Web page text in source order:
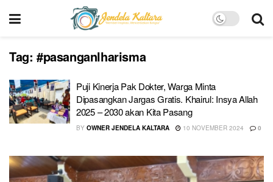
Tag: #pasanganlharisma
Puji Kinerja Pak Dokter, Warga Minta
Dipasangkan Jargas Gratis. Khairul: Insya Allah
2025 – 2030 akan Kita Pasang
BY OWNER JENDELA KALTARA 10 NOVEMBER 2024 0